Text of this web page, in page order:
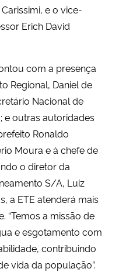
Humanos
e o vice-
Erich David
com a presença
Regional, Daniel de
Nacional de
e outras ​autoridades
Ronaldo
Moura e à chefe de
o diretor da
S/A, Luiz
a ETE atenderá mais
“Temos a missão de
e esgotamento com
contribuindo
vida da população”​.